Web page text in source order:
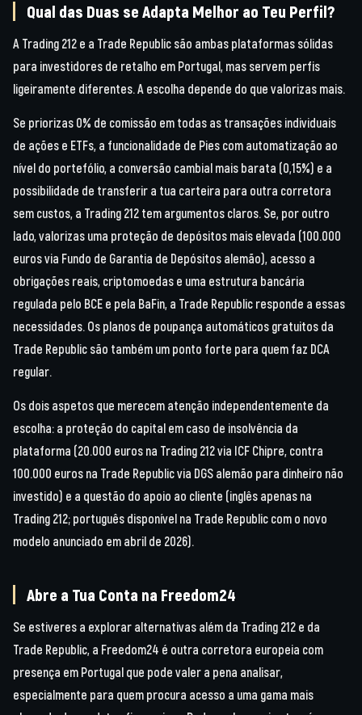
Qual das Duas se Adapta Melhor ao Teu Perfil?
A Trading 212 e a Trade Republic são ambas plataformas sólidas
para investidores de retalho em Portugal, mas servem perfis
ligeiramente diferentes. A escolha depende do que valorizas mais.
Se priorizas 0% de comissão em todas as transações individuais
de ações e ETFs, a funcionalidade de Pies com automatização ao
nível do portefólio, a conversão cambial mais barata (0,15%) e a
possibilidade de transferir a tua carteira para outra corretora
sem custos, a Trading 212 tem argumentos claros. Se, por outro
lado, valorizas uma proteção de depósitos mais elevada (100.000
euros via Fundo de Garantia de Depósitos alemão), acesso a
obrigações reais, criptomoedas e uma estrutura bancária
regulada pelo BCE e pela BaFin, a Trade Republic responde a essas
necessidades. Os planos de poupança automáticos gratuitos da
Trade Republic são também um ponto forte para quem faz DCA
regular.
Os dois aspetos que merecem atenção independentemente da
escolha: a proteção do capital em caso de insolvência da
plataforma (20.000 euros na Trading 212 via ICF Chipre, contra
100.000 euros na Trade Republic via DGS alemão para dinheiro não
investido) e a questão do apoio ao cliente (inglês apenas na
Trading 212; português disponível na Trade Republic com o novo
modelo anunciado em abril de 2026).
Abre a Tua Conta na Freedom24
Se estiveres a explorar alternativas além da Trading 212 e da
Trade Republic, a Freedom24 é outra corretora europeia com
presença em Portugal que pode valer a pena analisar,
especialmente para quem procura acesso a uma gama mais